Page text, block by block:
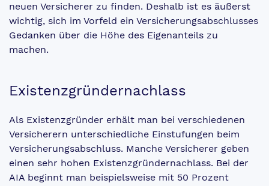
neuen Versicherer zu finden. Deshalb ist es äußerst
wichtig, sich im Vorfeld ein Versicherungsabschlusses
Gedanken über die Höhe des Eigenanteils zu
machen.
Existenzgründernachlass
Als Existenzgründer erhält man bei verschiedenen
Versicherern unterschiedliche Einstufungen beim
Versicherungsabschluss. Manche Versicherer geben
einen sehr hohen Existenzgründernachlass. Bei der
AIA beginnt man beispielsweise mit 50 Prozent